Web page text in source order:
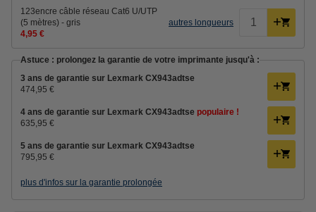
123encre câble réseau Cat6 U/UTP
(5 mètres) - gris
4,95 €
autres longueurs
Astuce : prolongez la garantie de votre imprimante jusqu'à :
3 ans de garantie sur Lexmark CX943adtse
474,95 €
4 ans de garantie sur Lexmark CX943adtse populaire !
635,95 €
5 ans de garantie sur Lexmark CX943adtse
795,95 €
plus d'infos sur la garantie prolongée